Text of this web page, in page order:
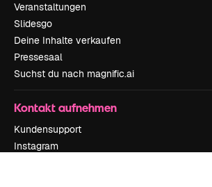
Veranstaltungen
Slidesgo
Deine Inhalte verkaufen
Pressesaal
Suchst du nach magnific.ai
Kontakt aufnehmen
Kundensupport
Instagram